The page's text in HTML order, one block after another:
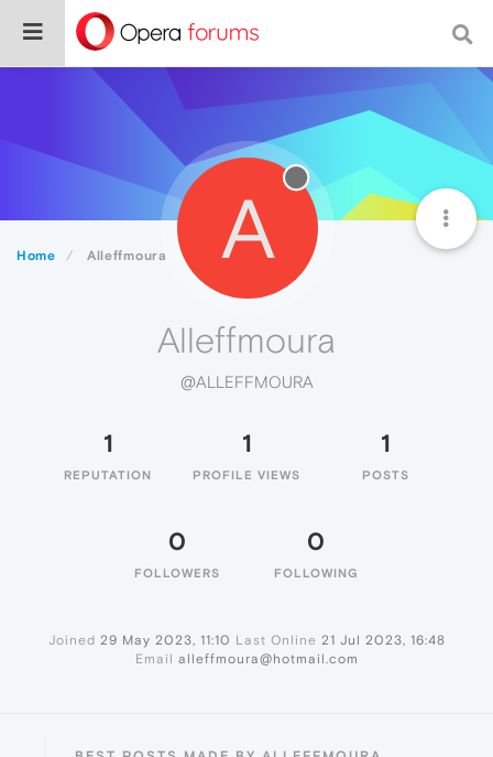
Home Alleffmoura A
Alleffmoura
@ALLEFFMOURA
1
REPUTATION
1
PROFILE VIEWS
1
POSTS
0
FOLLOWERS
0
FOLLOWING
Joined 29 May 2023, 11:10 Last Online 21 Jul 2023, 16:48
Email alleffmoura@hotmail.com